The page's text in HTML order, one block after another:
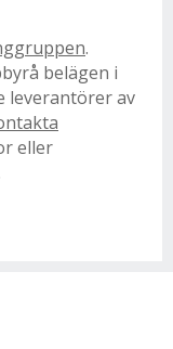
.
belägen i
leverantörer av
eller